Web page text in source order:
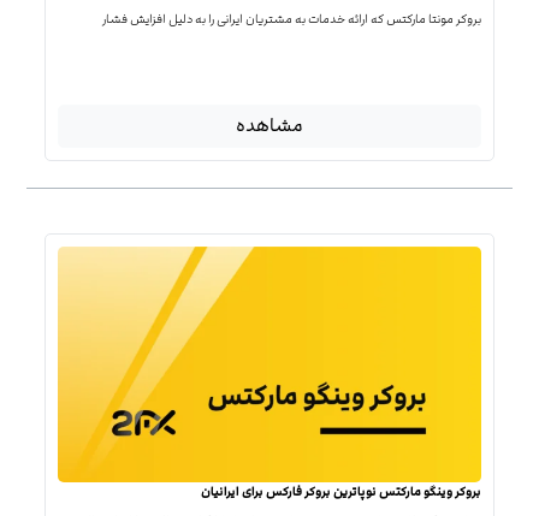
بروکر مونتا مارکتس که ارائه خدمات به مشتریان ایرانی را به دلیل افزایش فشار
مشاهده
بروکر وینگو مارکتس نوپاترین بروکر فارکس برای ایرانیان